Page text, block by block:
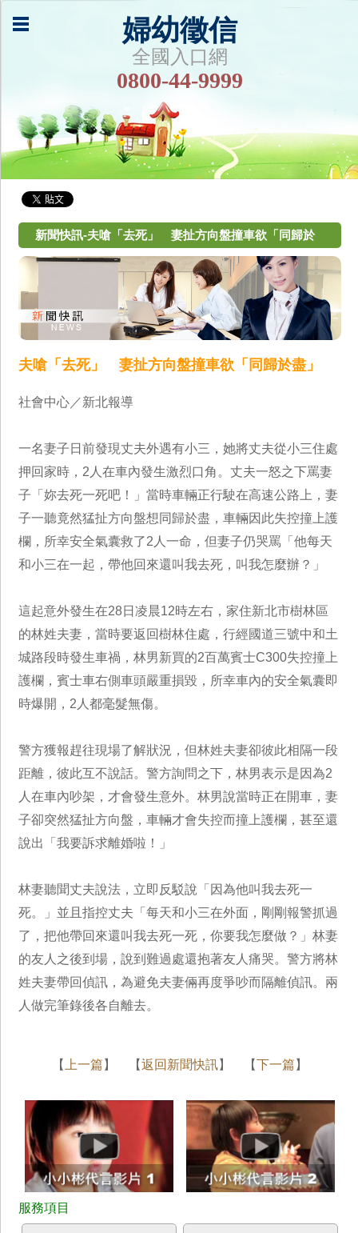
婦幼徵信
全國入口網
0800-44-9999
新聞快訊-夫嗆「去死」 妻扯方向盤撞車欲「同歸於
盡」
夫嗆「去死」 妻扯方向盤撞車欲「同歸於盡」
社會中心／新北報導
一名妻子日前發現丈夫外遇有小三，她將丈夫從小三住處
押回家時，2人在車內發生激烈口角。丈夫一怒之下罵妻
子「妳去死一死吧！」當時車輛正行駛在高速公路上，妻
子一聽竟然猛扯方向盤想同歸於盡，車輛因此失控撞上護
欄，所幸安全氣囊救了2人一命，但妻子仍哭罵「他每天
和小三在一起，帶他回來還叫我去死，叫我怎麼辦？」
這起意外發生在28日凌晨12時左右，家住新北市樹林區
的林姓夫妻，當時要返回樹林住處，行經國道三號中和土
城路段時發生車禍，林男新買的2百萬賓士C300失控撞上
護欄，賓士車右側車頭嚴重損毀，所幸車內的安全氣囊即
時爆開，2人都毫髮無傷。
警方獲報趕往現場了解狀況，但林姓夫妻卻彼此相隔一段
距離，彼此互不說話。警方詢問之下，林男表示是因為2
人在車內吵架，才會發生意外。林男說當時正在開車，妻
子卻突然猛扯方向盤，車輛才會失控而撞上護欄，甚至還
說出「我要訴求離婚啦！」
林妻聽聞丈夫說法，立即反駁說「因為他叫我去死一
死。」並且指控丈夫「每天和小三在外面，剛剛報警抓過
了，把他帶回來還叫我去死一死，你要我怎麼做？」林妻
的友人之後到場，說到難過處還抱著友人痛哭。警方將林
姓夫妻帶回偵訊，為避免夫妻倆再度爭吵而隔離偵訊。兩
人做完筆錄後各自離去。
【 上一篇 】 【返回新聞快訊】 【下一篇 】